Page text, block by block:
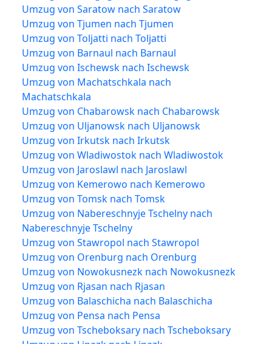
Umzug von Saratow nach Saratow
Umzug von Tjumen nach Tjumen
Umzug von Toljatti nach Toljatti
Umzug von Barnaul nach Barnaul
Umzug von Ischewsk nach Ischewsk
Umzug von Machatschkala nach
Machatschkala
Umzug von Chabarowsk nach Chabarowsk
Umzug von Uljanowsk nach Uljanowsk
Umzug von Irkutsk nach Irkutsk
Umzug von Wladiwostok nach Wladiwostok
Umzug von Jaroslawl nach Jaroslawl
Umzug von Kemerowo nach Kemerowo
Umzug von Tomsk nach Tomsk
Umzug von Nabereschnyje Tschelny nach
Nabereschnyje Tschelny
Umzug von Stawropol nach Stawropol
Umzug von Orenburg nach Orenburg
Umzug von Nowokusnezk nach Nowokusnezk
Umzug von Rjasan nach Rjasan
Umzug von Balaschicha nach Balaschicha
Umzug von Pensa nach Pensa
Umzug von Tscheboksary nach Tscheboksary